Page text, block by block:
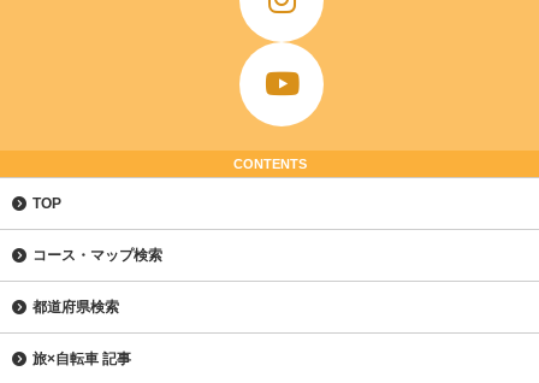
CONTENTS
TOP
コース・マップ検索
都道府県検索
旅×自転車 記事